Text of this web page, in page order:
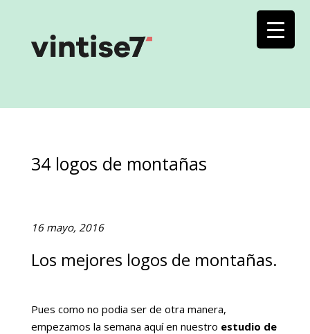
34 logos de montañas
16 mayo, 2016
Los mejores logos de montañas.
Pues como no podia ser de otra manera,
empezamos la semana aquí en nuestro estudio de